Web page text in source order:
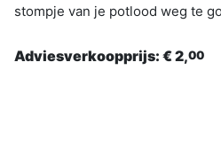
stompje van je potlood weg te
Adviesverkoopprijs: € 2,00